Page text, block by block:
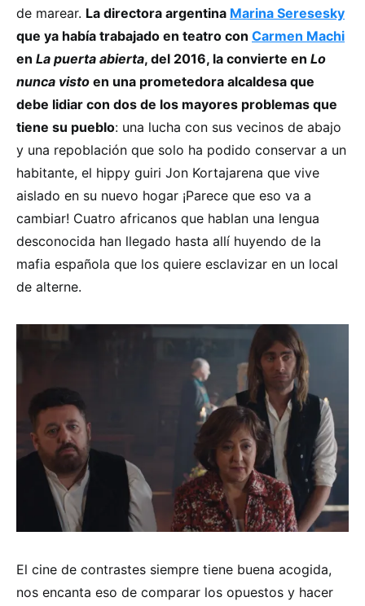
de marear. La directora argentina Marina Seresesky
que ya había trabajado en teatro con Carmen Machi
en La puerta abierta, del 2016, la convierte en Lo
nunca visto en una prometedora alcaldesa que
debe lidiar con dos de los mayores problemas que
tiene su pueblo: una lucha con sus vecinos de abajo
y una repoblación que solo ha podido conservar a un
habitante, el hippy guiri Jon Kortajarena que vive
aislado en su nuevo hogar ¡Parece que eso va a
cambiar! Cuatro africanos que hablan una lengua
desconocida han llegado hasta allí huyendo de la
mafia española que los quiere esclavizar en un local
de alterne.
El cine de contrastes siempre tiene buena acogida,
nos encanta eso de comparar los opuestos y hacer